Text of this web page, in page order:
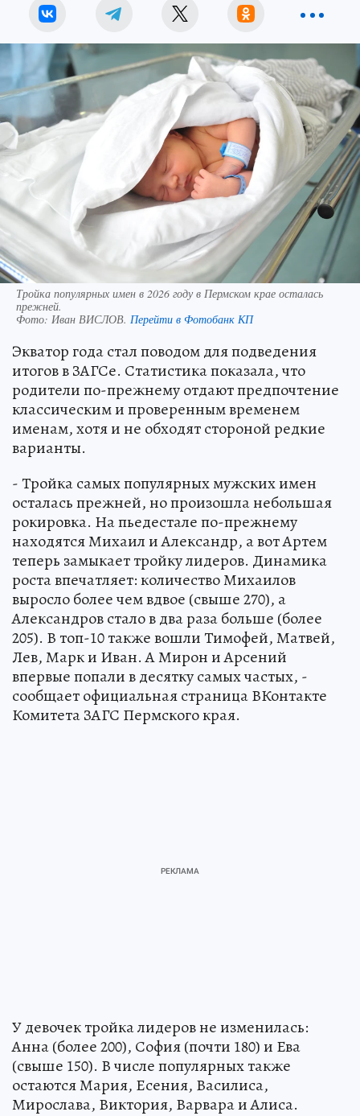
Тройка популярных имен в 2026 году в Пермском крае осталась
прежней.
Фото: Иван ВИСЛОВ. Перейти в Фотобанк КП
Экватор года стал поводом для подведения
итогов в ЗАГСе. Статистика показала, что
родители по-прежнему отдают предпочтение
классическим и проверенным временем
именам, хотя и не обходят стороной редкие
варианты.
- Тройка самых популярных мужских имен
осталась прежней, но произошла небольшая
рокировка. На пьедестале по-прежнему
находятся Михаил и Александр, а вот Артем
теперь замыкает тройку лидеров. Динамика
роста впечатляет: количество Михаилов
выросло более чем вдвое (свыше 270), а
Александров стало в два раза больше (более
205). В топ-10 также вошли Тимофей, Матвей,
Лев, Марк и Иван. А Мирон и Арсений
впервые попали в десятку самых частых, -
сообщает официальная страница ВКонтакте
Комитета ЗАГС Пермского края.
У девочек тройка лидеров не изменилась:
Анна (более 200), София (почти 180) и Ева
(свыше 150). В числе популярных также
остаются Мария, Есения, Василиса,
Мирослава, Виктория, Варвара и Алиса.